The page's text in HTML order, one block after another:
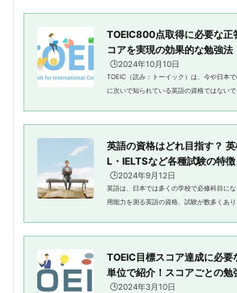
TOEIC800点取得に必要な正
コアを実現の効果的な勉強法
🕒️2024年10月10日
TOEIC（読み：トーイック）は、今や日本で
に次いで知られている英語の資格ではない
英語の資格はどれ目指す？
L・IELTSなど各種試験の特
🕒️2024年9月12日
英語は、日本では多くの学校で必修科目に
用能力を測る英語の資格、試験が数多くあり
TOEIC目標スコア達成に必
単位で紹介！スコアごとの勉
🕒️2024年3月10日